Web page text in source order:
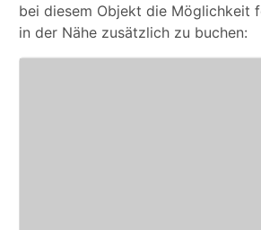
bei diesem Objekt die Möglichkeit
in der Nähe zusätzlich zu buchen: